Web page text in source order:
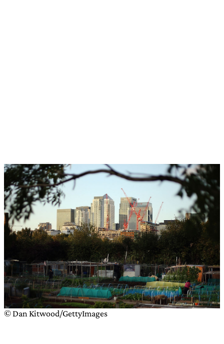
© Dan Kitwood/GettyImages